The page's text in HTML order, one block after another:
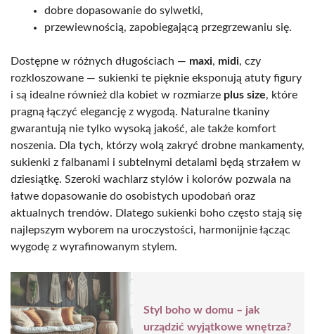
dobre dopasowanie do sylwetki,
przewiewnością, zapobiegającą przegrzewaniu się.
Dostępne w różnych długościach — maxi, midi, czy
rozkloszowane — sukienki te pięknie eksponują atuty figury
i są idealne również dla kobiet w rozmiarze plus size, które
pragną łączyć elegancję z wygodą. Naturalne tkaniny
gwarantują nie tylko wysoką jakość, ale także komfort
noszenia. Dla tych, którzy wolą zakryć drobne mankamenty,
sukienki z falbanami i subtelnymi detalami będą strzałem w
dziesiątkę. Szeroki wachlarz stylów i kolorów pozwala na
łatwe dopasowanie do osobistych upodobań oraz
aktualnych trendów. Dlatego sukienki boho często stają się
najlepszym wyborem na uroczystości, harmonijnie łącząc
wygodę z wyrafinowanym stylem.
Styl boho w domu – jak
urządzić wyjątkowe wnętrza?